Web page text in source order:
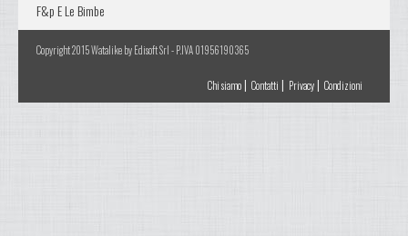
F&p E Le Bimbe
Copyright 2015 Watalike by Edisoft Srl - P.IVA 01956190365
Chi siamo | Contatti | Privacy | Condizioni